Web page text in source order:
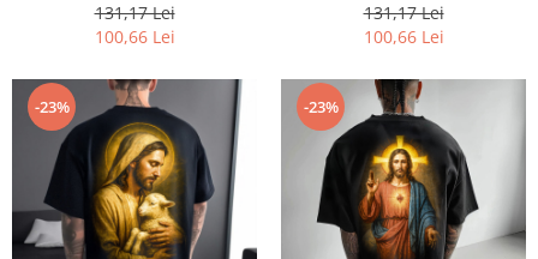
131,17 Lei
100,66 Lei
131,17 Lei
100,66 Lei
-23% -23%